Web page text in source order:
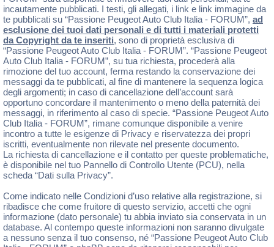
incautamente pubblicati. I testi, gli allegati, i link e link immagine da
te pubblicati su “Passione Peugeot Auto Club Italia - FORUM”, ad
esclusione dei tuoi dati personali e di tutti i materiali protetti
da Copyright da te inseriti, sono di proprietà esclusiva di
“Passione Peugeot Auto Club Italia - FORUM”. “Passione Peugeot
Auto Club Italia - FORUM”, su tua richiesta, procederà alla
rimozione del tuo account, ferma restando la conservazione dei
messaggi da te pubblicati, al fine di mantenere la sequenza logica
degli argomenti; in caso di cancellazione dell’account sarà
opportuno concordare il mantenimento o meno della paternità dei
messaggi, in riferimento al caso di specie. “Passione Peugeot Auto
Club Italia - FORUM”, rimane comunque disponibile a venire
incontro a tutte le esigenze di Privacy e riservatezza dei propri
iscritti, eventualmente non rilevate nel presente documento.
La richiesta di cancellazione e il contatto per queste problematiche,
è disponibile nel tuo Pannello di Controllo Utente (PCU), nella
scheda “Dati sulla Privacy”.
Come indicato nelle Condizioni d’uso relative alla registrazione, si
ribadisce che come fruitore di questo servizio, accetti che ogni
informazione (dato personale) tu abbia inviato sia conservata in un
database. Al contempo queste informazioni non saranno divulgate
a nessuno senza il tuo consenso, né “Passione Peugeot Auto Club